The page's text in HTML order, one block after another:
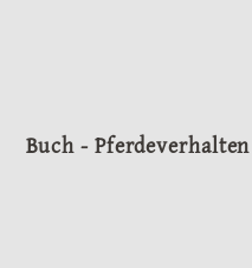
Buch - Pferdeverhalten